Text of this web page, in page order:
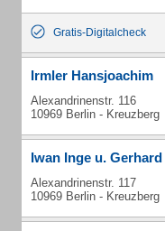
Gratis-Digitalcheck
Irmler Hansjoachim
Alexandrinenstr. 116
10969 Berlin - Kreuzberg
Iwan Inge u. Gerhard
Alexandrinenstr. 117
10969 Berlin - Kreuzberg